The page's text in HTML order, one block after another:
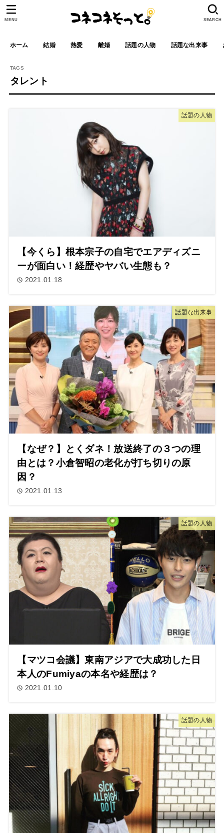
ホーム 結婚 熱愛 離婚 話題の人物 話題な出来事
SEARCH
MENU
タレント
話題の人物
【今くら】根本宗子の自宅でエアディズニ
ーが面白い！経歴やヤバい生態も？
2021.01.18
話題な出来事
【なぜ？】とくダネ！放送終了の３つの理
由とは？小倉智昭の老化が打ち切りの原
因？
2021.01.13
話題の人物
【マツコ会議】東南アジアで大成功した日
本人のFumiyaの本名や経歴は？
2021.01.10
話題の人物